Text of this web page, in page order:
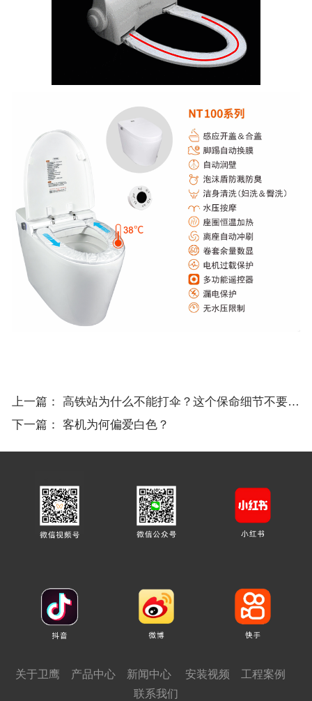
上一篇： 高铁站为什么不能打伞？这个保命细节不要忽视！
下一篇： 客机为何偏爱白色？
关于卫鹰 产品中心 新闻中心 安装视频
工程案例
联系我们